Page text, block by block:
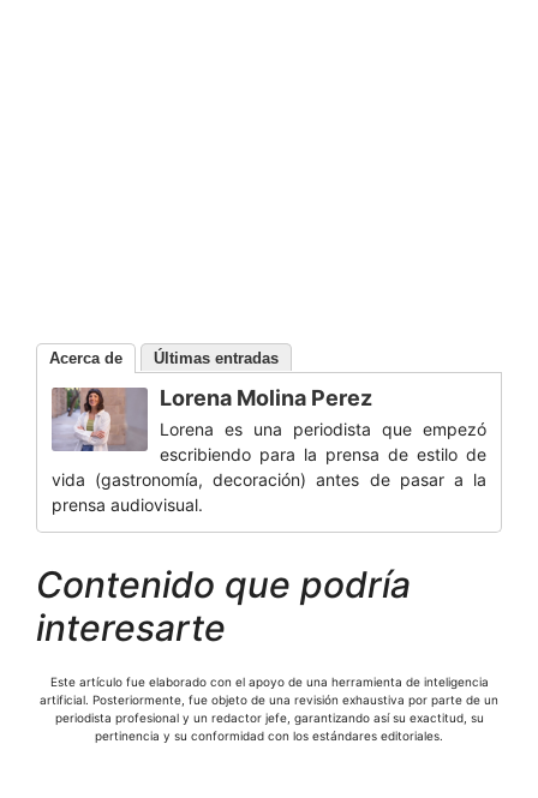
Acerca de Últimas entradas
Lorena Molina Perez
Lorena es una periodista que empezó
escribiendo para la prensa de estilo de
vida (gastronomía, decoración) antes de pasar a la
prensa audiovisual.
Contenido que podría
interesarte
Este artículo fue elaborado con el apoyo de una herramienta de inteligencia
artificial. Posteriormente, fue objeto de una revisión exhaustiva por parte de un
periodista profesional y un redactor jefe, garantizando así su exactitud, su
pertinencia y su conformidad con los estándares editoriales.